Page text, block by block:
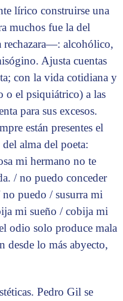
lírico construirse una
muchos fue la del
alcohólico,
Ajusta cuentas
con la vida cotidiana y
o el psiquiátrico) a las
para sus excesos.
están presentes el
alma del poeta:
mi hermano no te
/ no puedo conceder
puedo / susurra mi
mi sueño / cobija mi
odio solo produce mala
desde lo más abyecto,
Pedro Gil se